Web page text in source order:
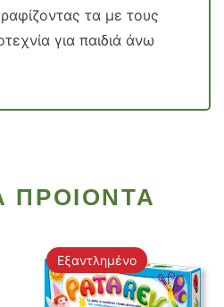
τα με τους
για παιδιά άνω
ΠΡΟΙΟΝΤΑ
Εξαντλημένο